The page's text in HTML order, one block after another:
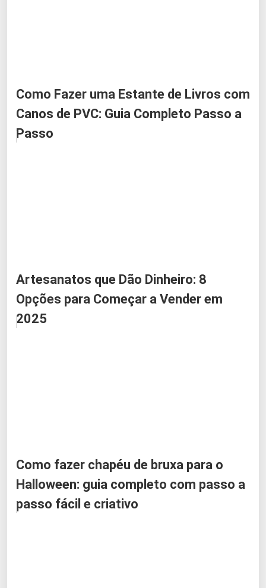
Como Fazer uma Estante de Livros com
Canos de PVC: Guia Completo Passo a
Passo
Artesanatos que Dão Dinheiro: 8
Opções para Começar a Vender em
2025
Como fazer chapéu de bruxa para o
Halloween: guia completo com passo a
passo fácil e criativo